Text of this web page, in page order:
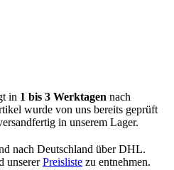
in 1 bis 3 Werktagen nach
wurde von uns bereits geprüft
in unserem Lager.
nach Deutschland über DHL.
unsererPreisliste zu entnehmen.